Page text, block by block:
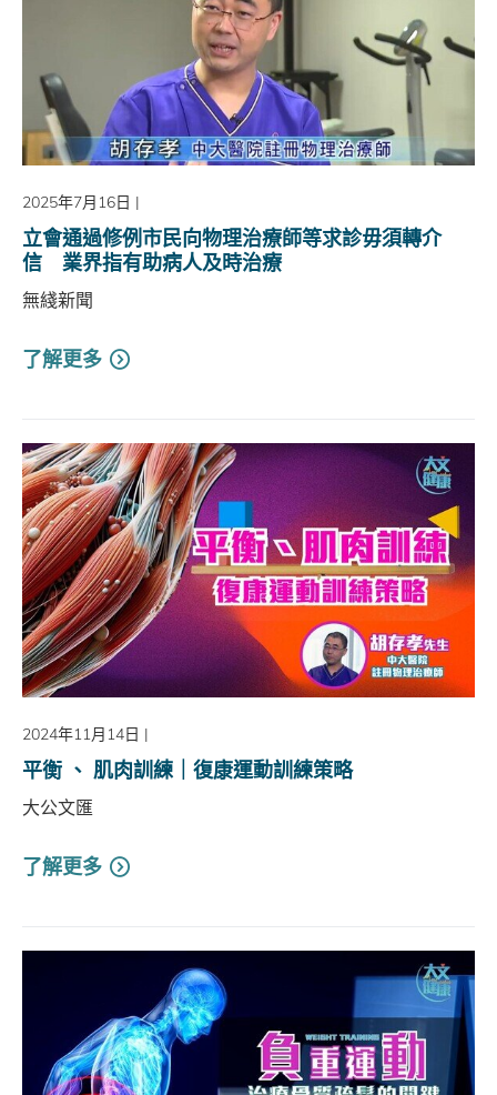
2025年7月16日 |
立會通過修例市民向物理治療師等求診毋須轉介
信 業界指有助病人及時治療
無綫新聞
了解更多
2024年11月14日 |
平衡 、 肌肉訓練｜復康運動訓練策略
大公文匯
了解更多